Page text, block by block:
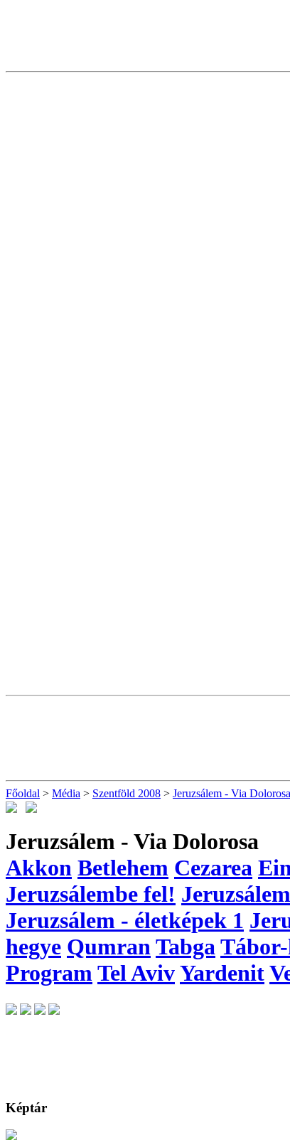
Főoldal > Média > Szentföld 2008 > Jeruzsálem - Via Dolorosa
Jeruzsálem - Via Dolorosa
Akkon Betlehem Cezarea
Jeruzsálembe fel!
Jeruzsálem - életképek 1
hegye Qumran Tabga
Program Tel AvivYardenit
Képtár